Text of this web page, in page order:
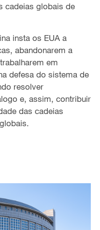
cadeias globais de
insta os EUA a
abandonarem a
em
defesa do sistema de
resolver
e, assim, contribuir
das cadeias